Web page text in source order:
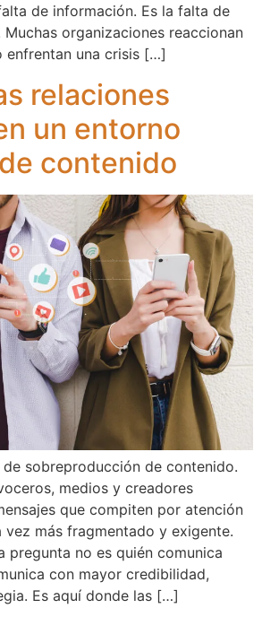
de información. Es la falta de
organizaciones reaccionan
enfrentan una crisis […]
relaciones
un entorno
contenido
sobreproducción de contenido.
medios y creadores
que compiten por atención
vez más fragmentado y exigente.
pregunta no es quién comunica
con mayor credibilidad,
Es aquí donde las […]